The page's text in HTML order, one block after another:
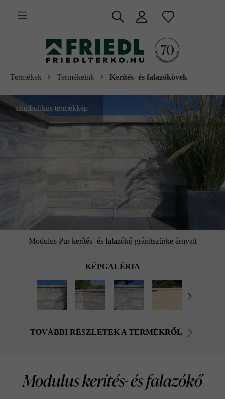
tartalomra
Termékek Termékeink Kerítés- és falazókövek
Modulus Pur kerítés- és falazókő gránitszürke árnyalt
szimbolikus termékkép
KÉPGALÉRIA
TOVÁBBI RÉSZLETEK A TERMÉKRŐL
Modulus kerítés- és falazókő